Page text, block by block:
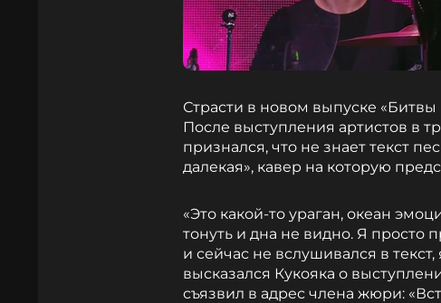
Страсти в новом выпуске «Битвы
После выступления артистов в
признался, что не знает текст
далекая», кавер на которую
«Это какой-то ураган, океан
тонуть и дна не видно. Я просто
и сейчас не вслушивался в
высказался Кукояка о
съязвил в адрес члена жюри: